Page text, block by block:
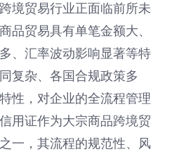
境贸易行业正面临前所未
品贸易具有单笔金额大、
、汇率波动影响显著等特
复杂、各国合规政策多
性，对企业的全流程管理
用证作为大宗商品跨境贸
一，其流程的规范性、风